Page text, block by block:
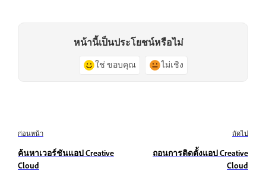
หน้านี้เป็นประโยชน์หรือไม่
ใช่ ขอบคุณ ไม่เชิง
ก่อนหน้า
ค้นหาเวอร์ชันแอป Creative
Cloud
ถัดไป
ถอนการติดตั้งแอป Creative
Cloud